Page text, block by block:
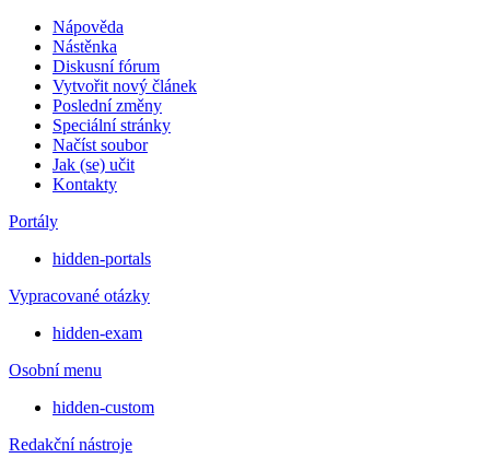
Nápověda
Nástěnka
Diskusní fórum
Vytvořit nový článek
Poslední změny
Speciální stránky
Načíst soubor
Jak (se) učit
Kontakty
Portály
hidden-portals
Vypracované otázky
hidden-exam
Osobní menu
hidden-custom
Redakční nástroje